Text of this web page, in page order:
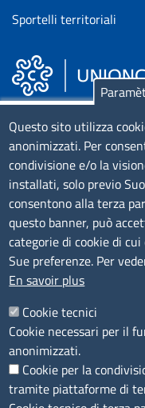
Sportelli territoriali
EMAIL:
C.F.: 01484460587
P.Iva: 01000211001
SERVIZIO
SEGUICI SU
Questo sito utilizza
anonimizzati. Per
condivisione e/o la
installati, solo previo
consentono alla terza
questo banner, può
categorie di cookie di
Sue preferenze. Per
En savoir plus
Cookie tecnici
Cookie necessari per il
anonimizzati.
Cookie per la
tramite piattaforme di